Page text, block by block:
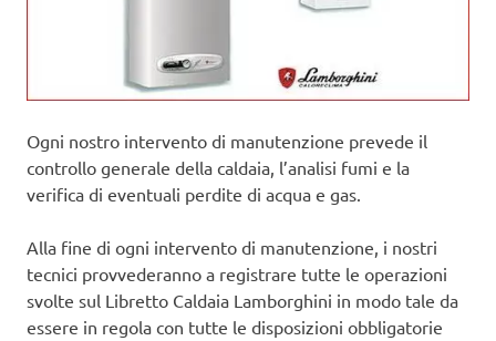
Ogni nostro intervento di manutenzione prevede il
controllo generale della caldaia, l’analisi fumi e la
verifica di eventuali perdite di acqua e gas.
Alla fine di ogni intervento di manutenzione, i nostri
tecnici provvederanno a registrare tutte le operazioni
svolte sul Libretto Caldaia Lamborghini in modo tale da
essere in regola con tutte le disposizioni obbligatorie